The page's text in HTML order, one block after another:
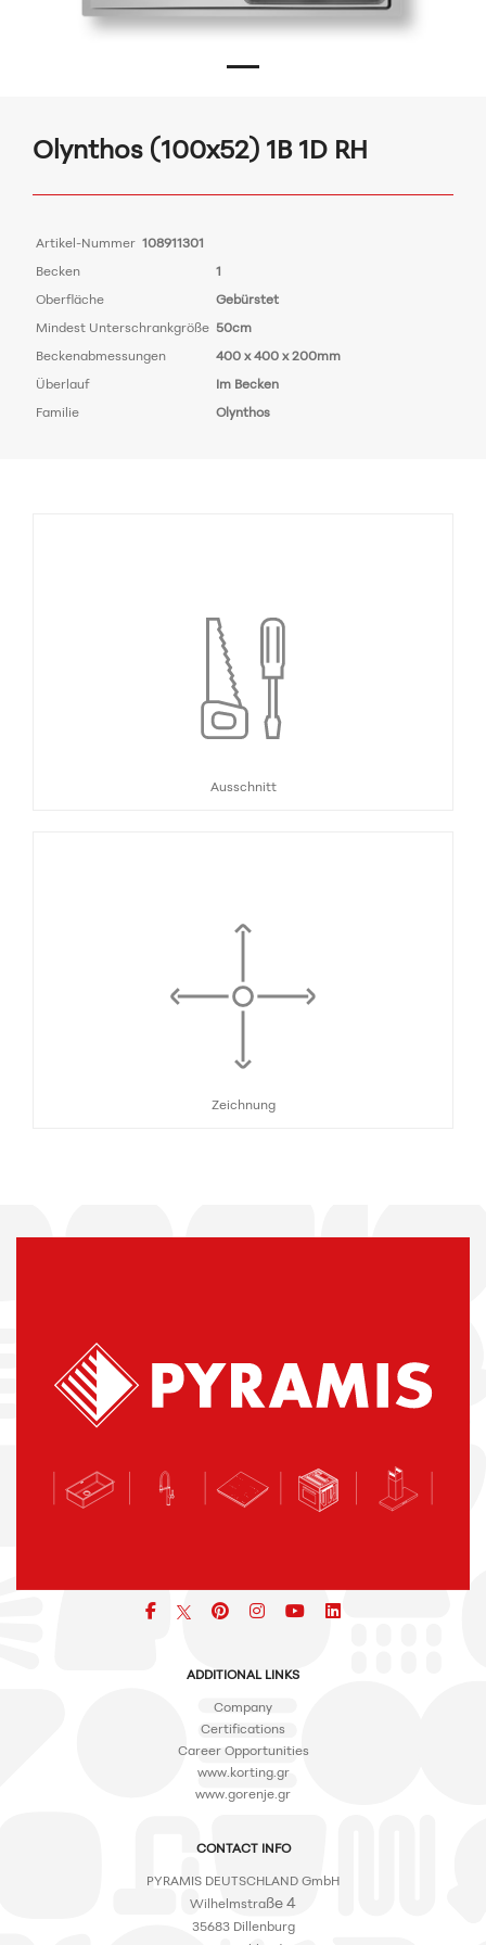
Olynthos (100x52) 1B 1D RH
Artikel-Nummer 108911301
Becken
1
Oberfläche
Gebürstet
Mindest Unterschrankgröße 50cm
Beckenabmessungen
400 x 400 x 200mm
Überlauf
Im Becken
Familie
Olynthos
Ausschnitt
Zeichnung
Facebookpinterest
iconiconicon
ADDITIONAL LINKS
Company
Certifications
Career Opportunities
www.korting.gr
www.gorenje.gr
CONTACT INFO
PYRAMIS DEUTSCHLAND GmbH
Wilhelmstraße 4
35683 Dillenburg